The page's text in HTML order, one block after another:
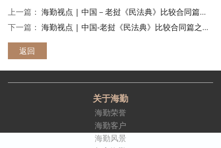
上一篇： 海勤视点 | 中国－老挝《民法典》比较合同篇之二 ——合同的签订及效力
下一篇： 海勤视点 | 中国-老挝《民法典》比较合同篇之一 --合同概论
返回
关于海勤
海勤荣誉
海勤客户
海勤风景